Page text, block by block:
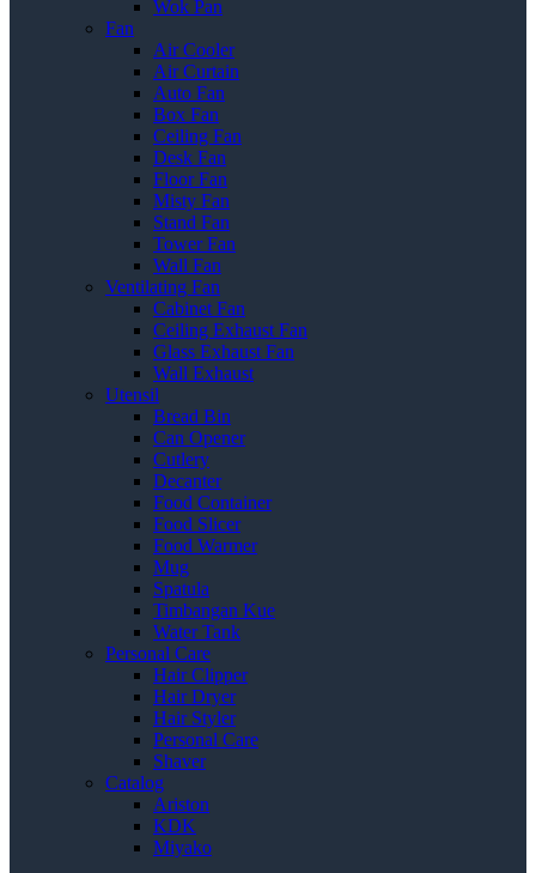
Wok Pan
Fan
Air Cooler
Air Curtain
Auto Fan
Box Fan
Ceiling Fan
Desk Fan
Floor Fan
Misty Fan
Stand Fan
Tower Fan
Wall Fan
Ventilating Fan
Cabinet Fan
Ceiling Exhaust Fan
Glass Exhaust Fan
Wall Exhaust
Utensil
Bread Bin
Can Opener
Cutlery
Decanter
Food Container
Food Slicer
Food Warmer
Mug
Spatula
Timbangan Kue
Water Tank
Personal Care
Hair Clipper
Hair Dryer
Hair Styler
Personal Care
Shaver
Catalog
Ariston
KDK
Miyako